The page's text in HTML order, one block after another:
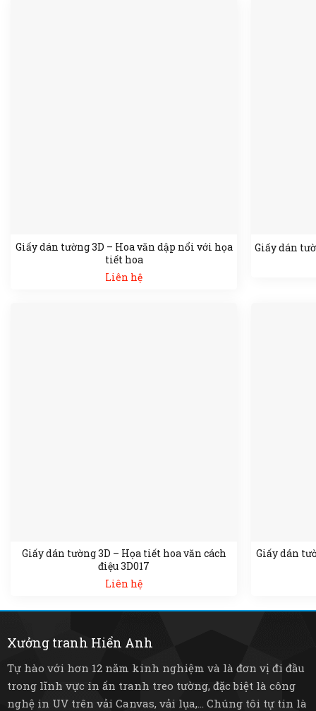
Giấy dán tường 3D – Hoa văn dập nổi với họa
tiết hoa
Liên hệ
Giấy dán
Giấy dán tường 3D – Họa tiết hoa văn cách
điệu 3D017
Liên hệ
Giấy dán
Xưởng tranh Hiển Anh
Tự hào với hơn 12 năm kinh nghiệm và là đơn vị đi đầu
trong lĩnh vực in ấn tranh treo tường, đặc biệt là công
nghệ in UV trên vải Canvas, vải lụa,... Chúng tôi tự tin là